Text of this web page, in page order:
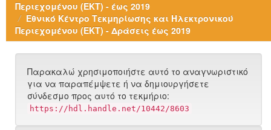
Περιεχομένου (ΕΚΤ) - έως 2019
Εθνικό Κέντρο Τεκμηρίωσης και Ηλεκτρονικού
Περιεχομένου (ΕΚΤ) - Δράσεις έως 2019
Παρακαλώ χρησιμοποιήστε αυτό το αναγνωριστικό
για να παραπέμψετε ή να δημιουργήσετε
σύνδεσμο προς αυτό το τεκμήριο:
https://hdl.handle.net/10442/8603